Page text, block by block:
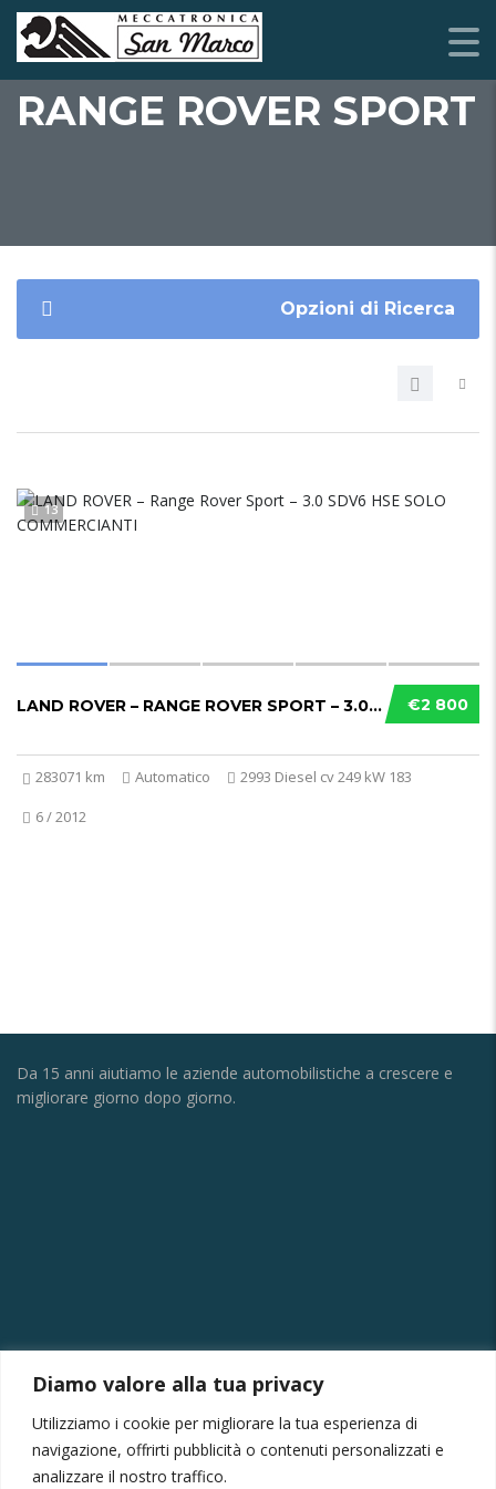
Diamo valore alla tua privacy
Utilizziamo i cookie per migliorare la tua esperienza di
navigazione, offrirti pubblicità o contenuti personalizzati e
analizzare il nostro traffico.
RANGE ROVER SPORT
Opzioni di Ricerca
13
€2 800
LAND ROVER – RANGE ROVER SPORT – 3.0 SDV6 H...
283071 km Automatico
2993 Diesel cv 249 kW 183
6 / 2012
Da 15 anni aiutiamo le aziende automobilistiche a crescere e
migliorare giorno dopo giorno.
CONTATTI
+39 041430239
+39 3355410024